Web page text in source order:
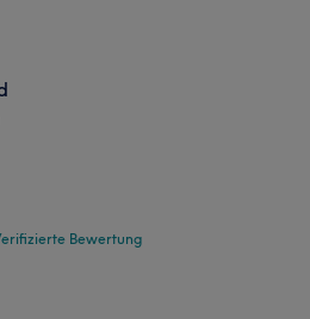
Bewertung